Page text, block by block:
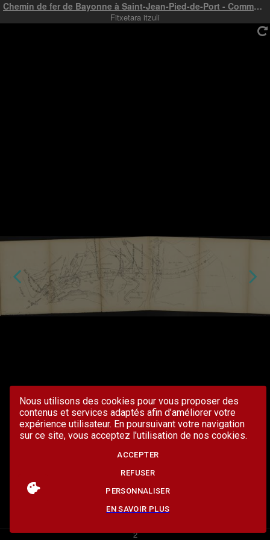
Nous utilisons des cookies pour vous proposer des
contenus et services adaptés afin d’améliorer votre
expérience utilisateur. En poursuivant votre navigation
sur ce site, vous acceptez l'utilisation de nos cookies.
ACCEPTER
REFUSER
PERSONNALISER
EN SAVOIR PLUS